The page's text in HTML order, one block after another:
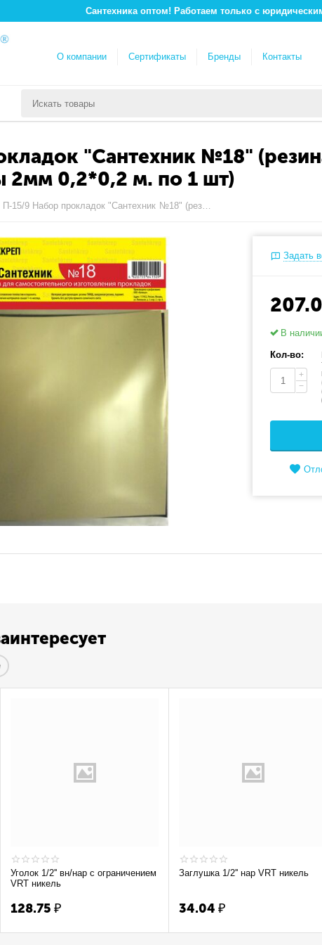
Сантехника оптом! Работаем только с
О компании Сертификаты Бренды Контакты
"Сантехник №18"
2мм 0,2*0,2 м. по 1 шт)
П-15/9 Набор прокладок "Сантехник №18" (резина, паронит, резина белая вакуумная, листы 2мм 0,2*0,2 м. по 1 шт)
Задать
В
Кол-во:
+
−
Уголок 1/2'' вн/нар с ограничением
VRT никель
128.75 ₽
Заглушка 1/2'' нар VRT никель
34.04 ₽